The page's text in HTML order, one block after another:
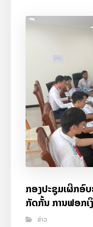
ກອງປະຊຸມເຜິກອົ
ກັດກັ້ນ ການຟອກເ
ຂ່າວ